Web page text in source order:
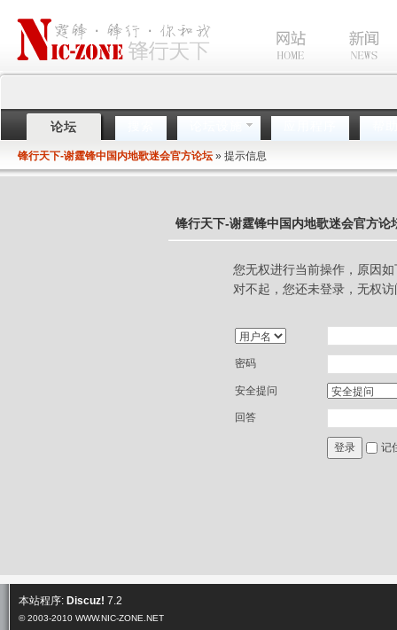
论坛
锋行天下-谢霆锋中国内地歌迷会官方论坛» 提示信息
锋行天下-谢霆锋中国内地歌迷会官方论
您无权进行当前操作，原因如
对不起，您还未登录，无权
密码
安全提问
回答
登录 记
本站程序: Discuz! 7.2
© 2003-2010 WWW.NIC-ZONE.NET